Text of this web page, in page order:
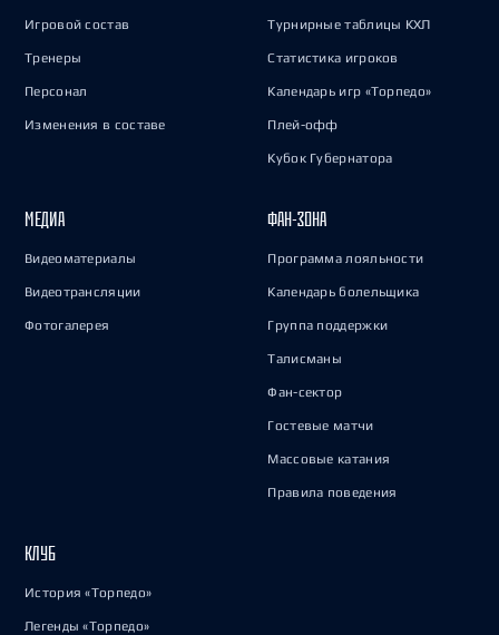
Игровой состав
Тренеры
Персонал
Изменения в составе
Турнирные таблицы КХЛ
Статистика игроков
Календарь игр «Торпедо»
Плей-офф
Кубок Губернатора
МЕДИА
Видеоматериалы
Видеотрансляции
Фотогалерея
ФАН-ЗОНА
Программа лояльности
Календарь болельщика
Группа поддержки
Талисманы
Фан-сектор
Гостевые матчи
Массовые катания
Правила поведения
КЛУБ
История «Торпедо»
Легенды «Торпедо»